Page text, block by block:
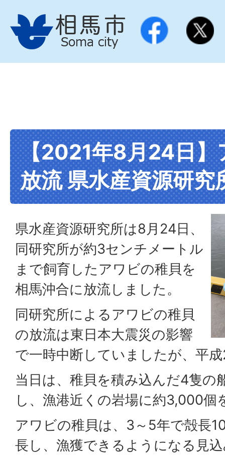
【2021年8月24日】
放流 県水産資源研究
県水産資源研究所は8月24日、
同研究所が約3センチメートル
まで飼育したアワビの稚貝を
相馬沖合に放流しました。
同研究所によるアワビの稚貝
の放流は東日本大震災の影響
で一時中断していましたが、平
当日は、稚貝を積み込んだ4隻の
し、漁港近くの岩場に約3,000個
アワビの稚貝は、3～5年で殻長
長し、漁獲できるようになる見